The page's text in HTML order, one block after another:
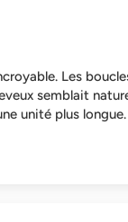
Les
semblait
unité plus longue.